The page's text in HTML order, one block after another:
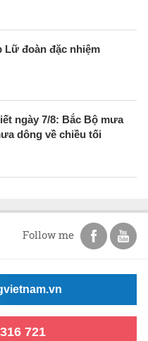
Lữ đoàn đặc nhiệm
ngày 7/8: Bắc Bộ mưa
dông về chiều tối
Follow me
721